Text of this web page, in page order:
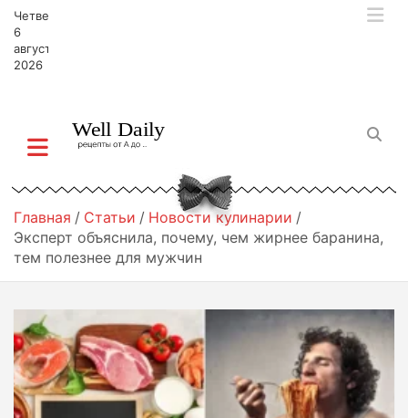
Четверг,
6
августа,
2026
Главная Статьи
Новости кулинарии
Эксперт объяснила, почему, чем жирнее баранина,
тем полезнее для мужчин